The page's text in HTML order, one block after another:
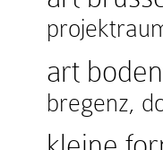
art
bregenz,